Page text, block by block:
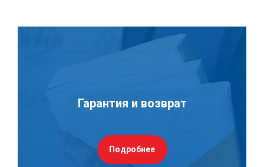
Гарантия и возврат
Подробнее